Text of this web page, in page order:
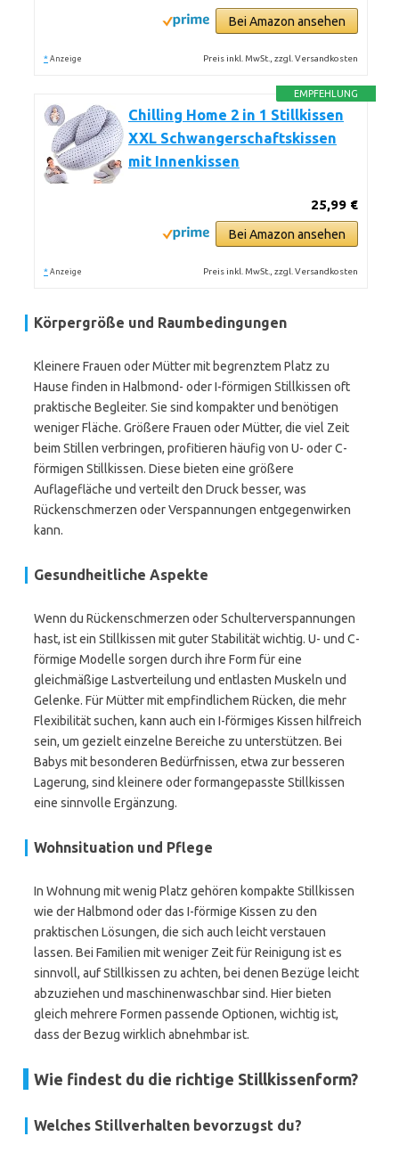
Bei Amazon ansehen
* Anzeige Preis inkl. MwSt., zzgl. Versandkosten
EMPFEHLUNG
Chilling Home 2 in 1 Stillkissen
XXL Schwangerschaftskissen
mit Innenkissen
25,99 €
Bei Amazon ansehen
* Anzeige Preis inkl. MwSt., zzgl. Versandkosten
Körpergröße und Raumbedingungen
Kleinere Frauen oder Mütter mit begrenztem Platz zu
Hause finden in Halbmond- oder I-förmigen Stillkissen oft
praktische Begleiter. Sie sind kompakter und benötigen
weniger Fläche. Größere Frauen oder Mütter, die viel Zeit
beim Stillen verbringen, profitieren häufig von U- oder C-
förmigen Stillkissen. Diese bieten eine größere
Auflagefläche und verteilt den Druck besser, was
Rückenschmerzen oder Verspannungen entgegenwirken
kann.
Gesundheitliche Aspekte
Wenn du Rückenschmerzen oder Schulterverspannungen
hast, ist ein Stillkissen mit guter Stabilität wichtig. U- und C-
förmige Modelle sorgen durch ihre Form für eine
gleichmäßige Lastverteilung und entlasten Muskeln und
Gelenke. Für Mütter mit empfindlichem Rücken, die mehr
Flexibilität suchen, kann auch ein I-förmiges Kissen hilfreich
sein, um gezielt einzelne Bereiche zu unterstützen. Bei
Babys mit besonderen Bedürfnissen, etwa zur besseren
Lagerung, sind kleinere oder formangepasste Stillkissen
eine sinnvolle Ergänzung.
Wohnsituation und Pflege
In Wohnung mit wenig Platz gehören kompakte Stillkissen
wie der Halbmond oder das I-förmige Kissen zu den
praktischen Lösungen, die sich auch leicht verstauen
lassen. Bei Familien mit weniger Zeit für Reinigung ist es
sinnvoll, auf Stillkissen zu achten, bei denen Bezüge leicht
abzuziehen und maschinenwaschbar sind. Hier bieten
gleich mehrere Formen passende Optionen, wichtig ist,
dass der Bezug wirklich abnehmbar ist.
Wie findest du die richtige Stillkissenform?
Welches Stillverhalten bevorzugst du?